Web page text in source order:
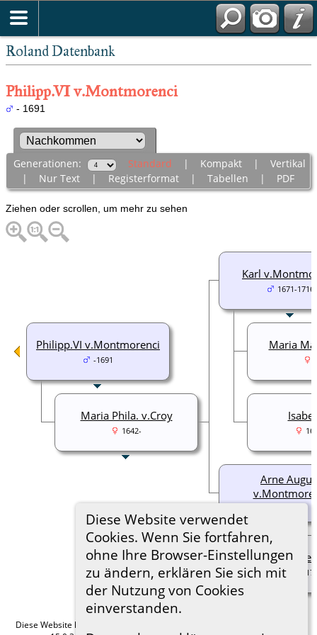
Roland Datenbank
Diese Website verwendet
Cookies. Wenn Sie fortfahren,
ohne Ihre Browser-Einstellungen
zu ändern, erklären Sie sich mit
der Nutzung von Cookies
einverstanden.
Philipp.VI v.Montmorenci
- 1691
Generationen: Standard | Kompakt| Vertikal
| Nur Text| Registerformat| Tabellen | PDF
Ziehen oder scrollen, um mehr zu sehen
Karl
1671-1716
Maria
Arne
Cath.
Philipp.VI v.Montmorenci
-1691
Maria Phila. v.Croy
1642-
Diese Website läuft mit